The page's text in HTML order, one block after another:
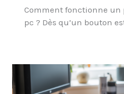
Comment fonctionne un
pc ? Dès qu’un bouton